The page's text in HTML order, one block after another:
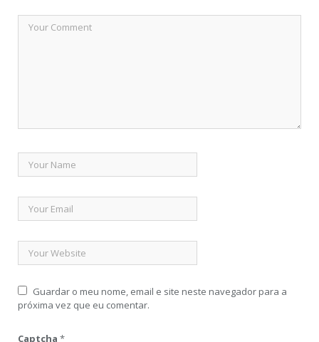
Guardar o meu nome, email e site neste navegador para a
próxima vez que eu comentar.
Captcha *